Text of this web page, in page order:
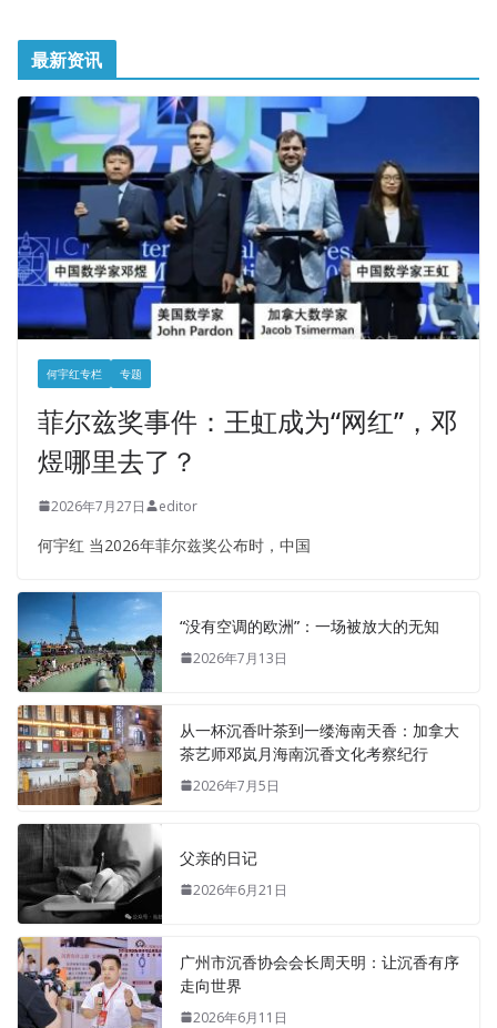
最新资讯
何宇红专栏 专题
菲尔兹奖事件：王虹成为“网红”，邓
煜哪里去了？
2026年7月27日 editor
何宇红 当2026年菲尔兹奖公布时，中国
“没有空调的欧洲”：一场被放大的无知
2026年7月13日
从一杯沉香叶茶到一缕海南天香：加拿大
茶艺师邓岚月海南沉香文化考察纪行
2026年7月5日
父亲的日记
2026年6月21日
广州市沉香协会会长周天明：让沉香有序
走向世界
2026年6月11日